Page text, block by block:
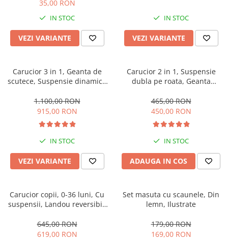
35,00 RON
IN STOC
VEZI VARIANTE
IN STOC
VEZI VARIANTE
Carucior 3 in 1, Geanta de
scutece, Suspensie dinamica
aluminiu
1.100,00 RON
915,00 RON
IN STOC
VEZI VARIANTE
Carucior 2 in 1, Suspensie
dubla pe roata, Geanta
Belecoo, turcoaz
465,00 RON
450,00 RON
IN STOC
ADAUGA IN COS
Carucior copii, 0-36 luni, Cu
suspensii, Landou reversibil,
Roata cauciuc
645,00 RON
619,00 RON
Set masuta cu scaunele, Din
lemn, Ilustrate
179,00 RON
169,00 RON